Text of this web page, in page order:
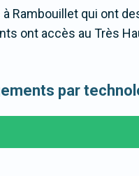
à Rambouillet qui ont
ont accès au Très
par